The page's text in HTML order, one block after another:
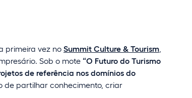
primeira vez no Summit Culture & Tourism
Sob o mote “O Futuro do Turismo
de referência nos domínios do
de partilhar conhecimento, criar